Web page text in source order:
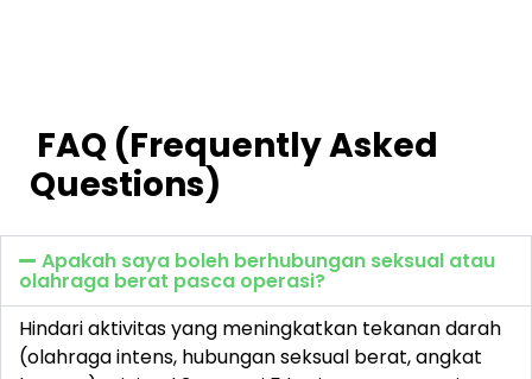
FAQ (Frequently Asked
Questions)
Apakah saya boleh berhubungan seksual atau
olahraga berat pasca operasi?
Hindari aktivitas yang meningkatkan tekanan darah
(olahraga intens, hubungan seksual berat, angkat